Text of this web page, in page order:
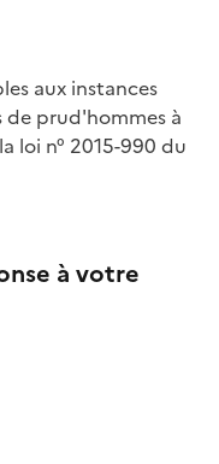
aux instances
prud'hommes à
loi n° 2015-990 du
à votre